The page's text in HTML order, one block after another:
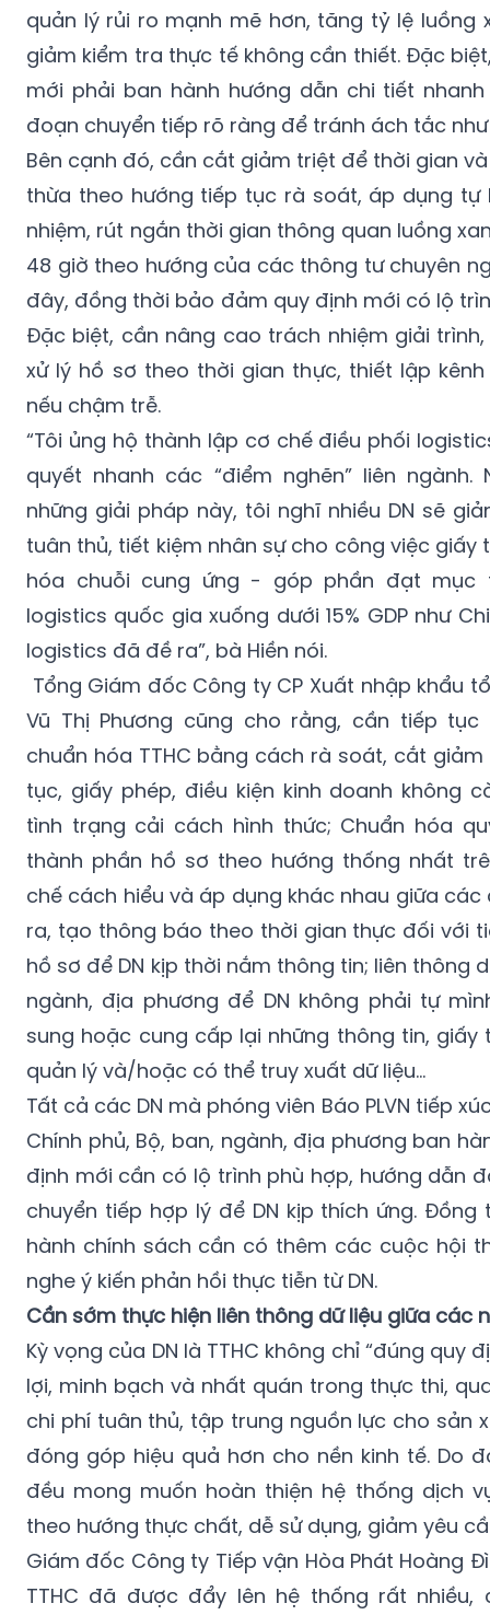
quản lý rủi ro mạnh mẽ hơn, tăng tỷ lệ luồng
giảm kiểm tra thực tế không cần thiết. Đặc
mới phải ban hành hướng dẫn chi tiết
đoạn chuyển tiếp rõ ràng để tránh ách tắc
Bên cạnh đó, cần cắt giảm triệt để thời gian
thừa theo hướng tiếp tục rà soát, áp dụng tự
nhiệm, rút ngắn thời gian thông quan luồng
48 giờ theo hướng của các thông tư chuyên
đây, đồng thời bảo đảm quy định mới có lộ
Đặc biệt, cần nâng cao trách nhiệm giải
xử lý hồ sơ theo thời gian thực, thiết lập
nếu chậm trễ.
“Tôi ủng hộ thành lập cơ chế điều phối
quyết nhanh các “điểm nghẽn” liên ngành.
những giải pháp này, tôi nghĩ nhiều DN sẽ
tuân thủ, tiết kiệm nhân sự cho công việc giấy
hóa chuỗi cung ứng - góp phần đạt mục
logistics quốc gia xuống dưới 15% GDP như
logistics đã đề ra”, bà Hiền nói.
Tổng Giám đốc Công ty CP Xuất nhập khẩu
Vũ Thị Phương cũng cho rằng, cần tiếp
chuẩn hóa TTHC bằng cách rà soát, cắt
tục, giấy phép, điều kiện kinh doanh không
tình trạng cải cách hình thức; Chuẩn hóa
thành phần hồ sơ theo hướng thống nhất
chế cách hiểu và áp dụng khác nhau giữa các
ra, tạo thông báo theo thời gian thực đối với
hồ sơ để DN kịp thời nắm thông tin; liên thông
ngành, địa phương để DN không phải tự
sung hoặc cung cấp lại những thông tin, giấy
quản lý và/hoặc có thể truy xuất dữ liệu…
Tất cả các DN mà phóng viên Báo PLVN tiếp
Chính phủ, Bộ, ban, ngành, địa phương ban
định mới cần có lộ trình phù hợp, hướng dẫn
chuyển tiếp hợp lý để DN kịp thích ứng. Đồng
hành chính sách cần có thêm các cuộc hội
nghe ý kiến phản hồi thực tiễn từ DN.
Cần sớm thực hiện liên thông dữ liệu giữa các
Kỳ vọng của DN là TTHC không chỉ “đúng quy
lợi, minh bạch và nhất quán trong thực thi,
chi phí tuân thủ, tập trung nguồn lực cho sản
đóng góp hiệu quả hơn cho nền kinh tế. Do
đều mong muốn hoàn thiện hệ thống dịch
theo hướng thực chất, dễ sử dụng, giảm yêu
Giám đốc Công ty Tiếp vận Hòa Phát Hoàng
TTHC đã được đẩy lên hệ thống rất nhiều,